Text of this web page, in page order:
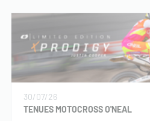
30/07/26
TENUES MOTOCROSS O'NEAL